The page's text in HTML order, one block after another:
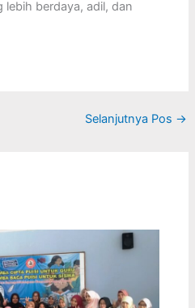
lebih berdaya, adil, dan
Selanjutnya Pos →